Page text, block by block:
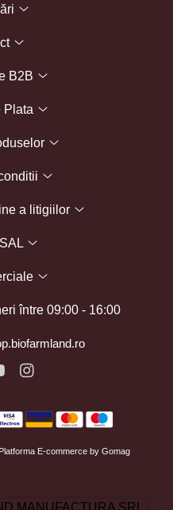
B2B
Plata
a litigiilor
între 09:00 - 16:00
Platforma E-commerce by Gomag